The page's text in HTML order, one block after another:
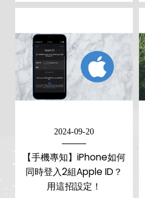
2024-09-20
【手機專知】iPhone如何
同時登入2組Apple ID？
用這招設定！